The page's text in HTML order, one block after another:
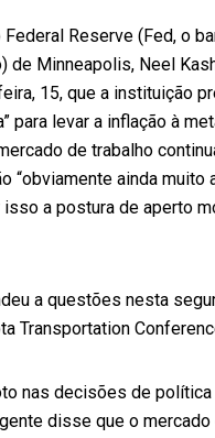
Reserve (Fed, o
de Minneapolis, Neel
15, que a instituição
para levar a inflação à
de trabalho
“obviamente ainda muito
isso a postura de aperto
a questões nesta
Transportation
nas decisões de política
disse que o mercado